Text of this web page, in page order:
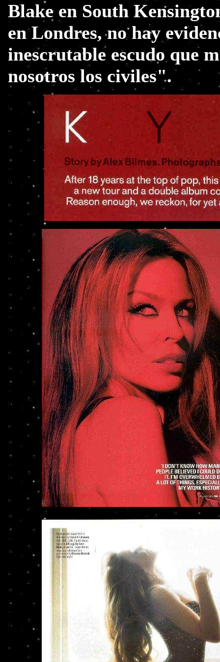
Blake en South
en Londres, no hay
inescrutable escudo que
nosotros los civiles".